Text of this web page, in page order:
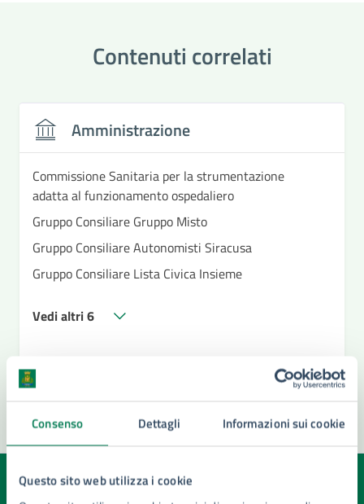
Consenso Dettagli Informazioni sui cookie
Questo sito web utilizza i cookie
Contenuti correlati
Amministrazione
Commissione Sanitaria per la strumentazione
adatta al funzionamento ospedaliero
Gruppo Consiliare Gruppo Misto
Gruppo Consiliare Autonomisti Siracusa
Gruppo Consiliare Lista Civica Insieme
Vedi altri 6
Quanto sono chiare le informazioni su questa